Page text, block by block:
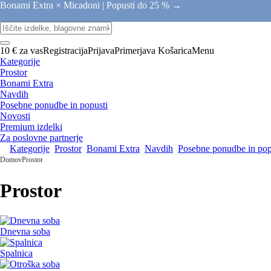
Bonami Extra × Micadoni | Popusti do 25 % →
10 € za vasRegistracijaPrijavaPrimerjava KošaricaMenu
Kategorije
Prostor
Bonami Extra
Navdih
Posebne ponudbe in popusti
Novosti
Premium izdelki
Za poslovne partnerje
Kategorije Prostor Bonami Extra Navdih Posebne ponudbe in
DomovProstor
Prostor
Dnevna soba
Spalnica